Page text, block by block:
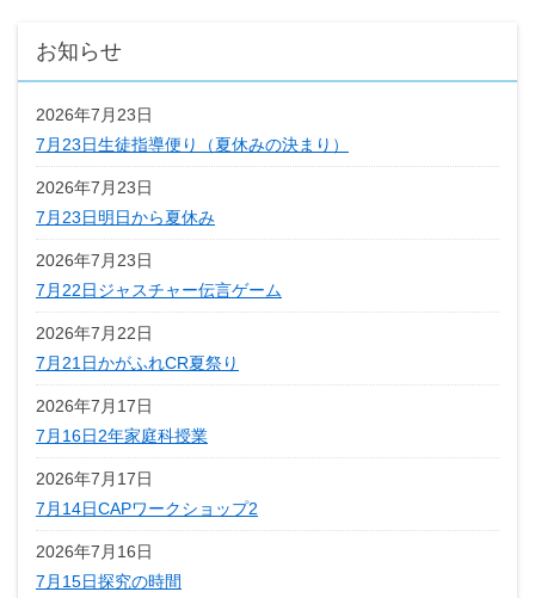
お知らせ
2026年7月23日
7月23日生徒指導便り（夏休みの決まり）
2026年7月23日
7月23日明日から夏休み
2026年7月23日
7月22日ジャスチャー伝言ゲーム
2026年7月22日
7月21日かがふれCR夏祭り
2026年7月17日
7月16日2年家庭科授業
2026年7月17日
7月14日CAPワークショップ2
2026年7月16日
7月15日探究の時間